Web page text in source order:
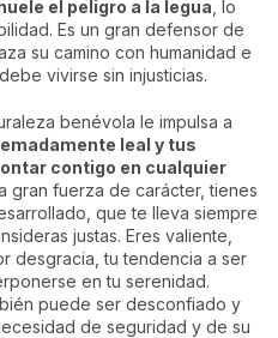
el peligro a la legua , lo
Es un gran defensor de
su camino con humanidad e
vivirse sin injusticias.
benévola le impulsa a
leal y tus
contigo en cualquier
gran fuerza de carácter, tienes
que te lleva siempre
justas. Eres valiente,
desgracia, tu tendencia a ser
en tu serenidad.
puede ser desconfiado y
de seguridad y de su